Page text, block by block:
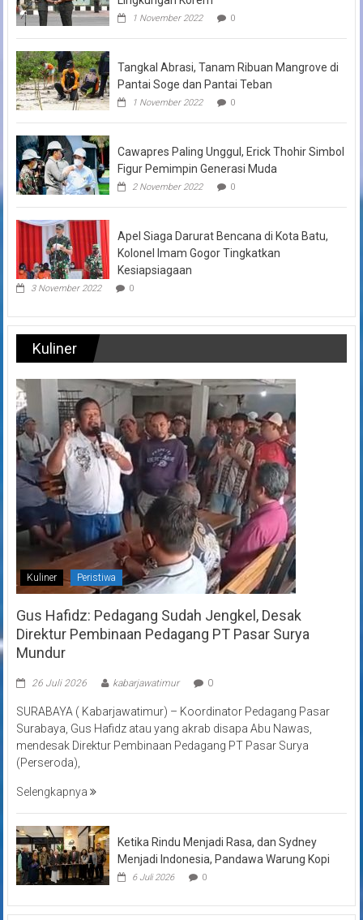
1 November 2022 0
Tangkal Abrasi, Tanam Ribuan Mangrove di
Pantai Soge dan Pantai Teban
1 November 2022 0
Cawapres Paling Unggul, Erick Thohir Simbol
Figur Pemimpin Generasi Muda
2 November 2022 0
Apel Siaga Darurat Bencana di Kota Batu,
Kolonel Imam Gogor Tingkatkan
Kesiapsiagaan
3 November 2022 0
Kuliner
Kuliner Peristiwa
Gus Hafidz: Pedagang Sudah Jengkel, Desak
Direktur Pembinaan Pedagang PT Pasar Surya
Mundur
26 Juli 2026 kabarjawatimur 0
SURABAYA ( Kabarjawatimur) – Koordinator Pedagang Pasar
Surabaya, Gus Hafidz atau yang akrab disapa Abu Nawas,
mendesak Direktur Pembinaan Pedagang PT Pasar Surya
(Perseroda),
Selengkapnya
Ketika Rindu Menjadi Rasa, dan Sydney
Menjadi Indonesia, Pandawa Warung Kopi
6 Juli 2026 0